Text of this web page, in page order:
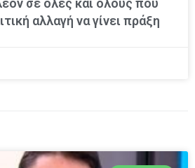
αλλαγή να γίνει πράξη